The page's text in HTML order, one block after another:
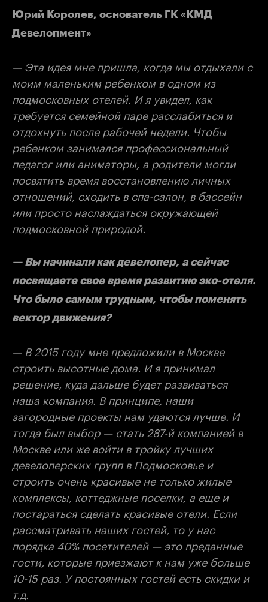
Юрий Королев, основатель ГК «КМД
Девелопмент»
— Эта идея мне пришла, когда мы отдыхали с
моим маленьким ребенком в одном из
подмосковных отелей. И я увидел, как
требуется семейной паре расслабиться и
отдохнуть после рабочей недели. Чтобы
ребенком занимался профессиональный
педагог или аниматоры, а родители могли
посвятить время восстановлению личных
отношений, сходить в спа-салон, в бассейн
или просто наслаждаться окружающей
подмосковной природой.
— Вы начинали как девелопер, а сейчас
посвящаете свое время развитию эко-отеля.
Что было самым трудным, чтобы поменять
вектор движения?
— В 2015 году мне предложили в Москве
строить высотные дома. И я принимал
решение, куда дальше будет развиваться
наша компания. В принципе, наши
загородные проекты нам удаются лучше. И
тогда был выбор — стать 287-й компанией в
Москве или же войти в тройку лучших
девелоперских групп в Подмосковье и
строить очень красивые не только жилые
комплексы, коттеджные поселки, а еще и
постараться сделать красивые отели. Если
рассматривать наших гостей, то у нас
порядка 40% посетителей — это преданные
гости, которые приезжают к нам уже больше
10-15 раз. У постоянных гостей есть скидки и
т.д.